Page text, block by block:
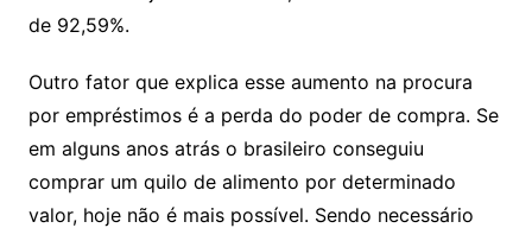
de 92,59%.
Outro fator que explica esse aumento na procura
por empréstimos é a perda do poder de compra. Se
em alguns anos atrás o brasileiro conseguiu
comprar um quilo de alimento por determinado
valor, hoje não é mais possível. Sendo necessário